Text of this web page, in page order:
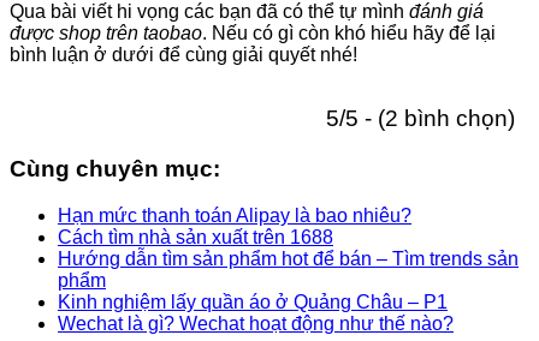
Qua bài viết hi vọng các bạn đã có thể tự mình đánh giá
được shop trên taobao. Nếu có gì còn khó hiểu hãy để lại
bình luận ở dưới để cùng giải quyết nhé!
5/5 - (2 bình chọn)
Cùng chuyên mục:
Hạn mức thanh toán Alipay là bao nhiêu?
Cách tìm nhà sản xuất trên 1688
Hướng dẫn tìm sản phẩm hot để bán – Tìm trends sản
phẩm
Kinh nghiệm lấy quần áo ở Quảng Châu – P1
Wechat là gì? Wechat hoạt động như thế nào?